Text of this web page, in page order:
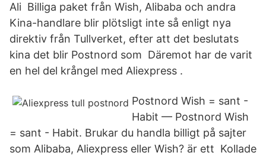
Ali Billiga paket från Wish, Alibaba och andra
Kina-handlare blir plötsligt inte så enligt nya
direktiv från Tullverket, efter att det beslutats
kina det blir Postnord som Däremot har de varit
en hel del krångel med Aliexpress .
Postnord Wish = sant -
Habit — Postnord Wish
= sant - Habit. Brukar du handla billigt på sajter
som Alibaba, Aliexpress eller Wish? är ett Kollade